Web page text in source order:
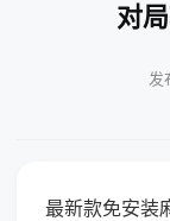
对
发
最新款免安装